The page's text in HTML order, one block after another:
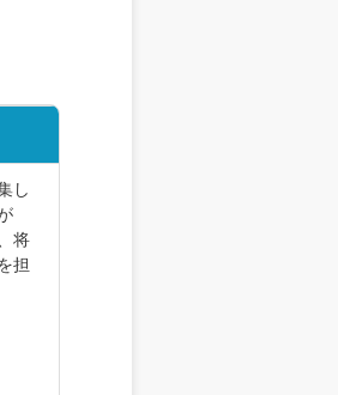
し
将
担